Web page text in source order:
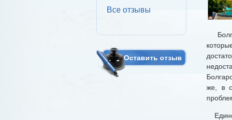
Все отзывы
Оставить отзыв
же, в